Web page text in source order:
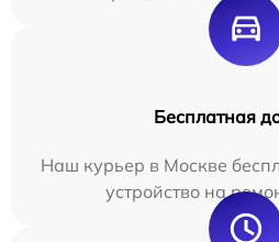
Бесплатная
Наш курьер в Москве
устройство на